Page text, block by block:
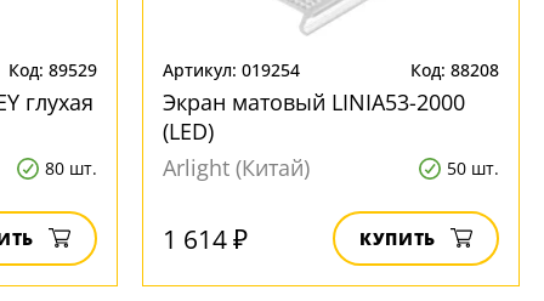
Код: 89529
глухая
80 шт.
Артикул: 019254 Код: 88208
Экран матовый LINIA53-2000
(LED)
Arlight (Китай)
50 шт.
1 614 ₽ КУПИТЬ